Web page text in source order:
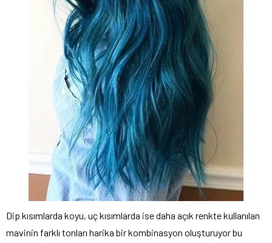
Dip kısımlarda koyu, uç kısımlarda ise daha açık renkte kullanılan
mavinin farklı tonları harika bir kombinasyon oluşturuyor bu